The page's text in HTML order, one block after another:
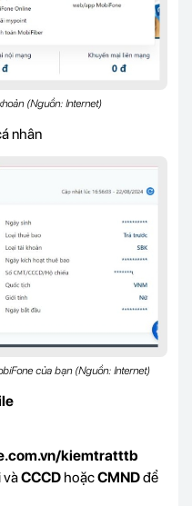
(Nguồn: Internet)
nhân
của bạn (Nguồn: Internet)
kiemtratttb
vàCCCD hoặcCMNDđể